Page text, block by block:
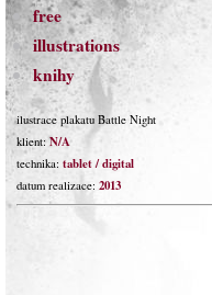
free
illustrations
knihy
ilustrace plakatu Battle Night
klient:N/A
technika: tablet / digital
datum realizace: 2013